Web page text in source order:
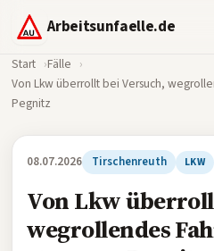
Arbeitsunfaelle.de
Start
Fälle
Von Lkw überrollt bei Versuch,
Pegnitz
08.07.2026 Tirschenreuth LKW
Von Lkw
wegrollendes